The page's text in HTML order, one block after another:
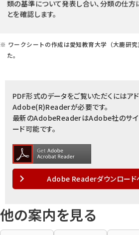
類の基準について発表し合い、分類の仕
とを確認します。
※ ワークシートの作成は愛知教育大学（大鹿研
た。
PDF形式のデータをご覧いただくにはア
Adobe(R)Readerが必要です。
最新のAdobeReaderはAdobe社のサイ
ード可能です。
Adobe Readerダウンロード
他の案内を見る